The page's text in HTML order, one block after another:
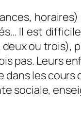
horaires)
Il est
ou trois),
pas. Leurs
les cours
sociale,